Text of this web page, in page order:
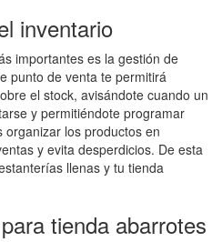
inventario
importantes es la gestión de
punto de venta te permitirá
el stock, avisándote cuando un
y permitiéndote programar
organizar los productos en
y evita desperdicios. De esta
llenas y tu tienda
tienda abarrotes